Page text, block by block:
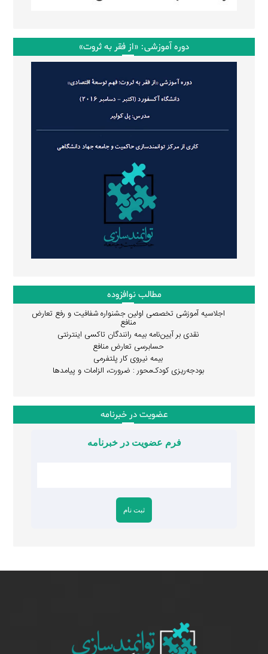
دوره آموزشی: «از فقر به ثروت»
مطالب نوافزوده
اجلاسیه آموزشی تخصصی اولین جشنواره شفافیت و رفع تعارض
منافع
نقدی بر آیین‌نامه بیمه رانندگان تاکسی اینترنتی
حسابرسی تعارض منافع
بیمه نیروی کار پلتفرمی
بودجه‌ریزی کودک‌محور : ضرورت، الزامات و پیامدها
عضویت در خبرنامه
فرم عضویت در خبرنامه